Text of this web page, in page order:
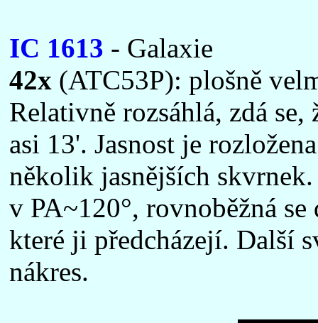
IC 1613 - Galaxie
42x (ATC53P): plošně
Relativně rozsáhlá, zdá
asi 13'. Jasnost je
několik jasnějších
v PA~120°, rovnoběžná
které ji předcházejí. Další
nákres.